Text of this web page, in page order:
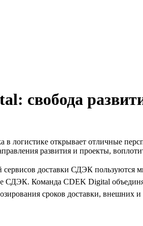
свобода
в логистике открывает отличные
развития и проекты,
доставки СДЭК пользуются
СДЭК. Команда CDEK Digital
сроков доставки,